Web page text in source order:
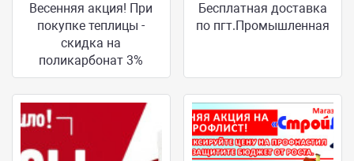
Весенняя акция! При
покупке теплицы -
скидка на
поликарбонат 3%
Бесплатная доставка
по пгт.Промышленная